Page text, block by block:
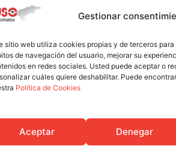
Gestionar
sitio web utiliza cookies propias y de terceros
de navegación del usuario, mejorar su
en redes sociales. Usted puede aceptar o
cuáles quiere deshabilitar. Puede
Política de Cookies
Aceptar Denegar